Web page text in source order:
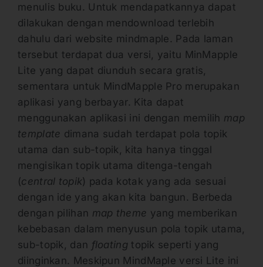
menulis buku. Untuk mendapatkannya dapat
dilakukan dengan mendownload terlebih
dahulu dari website mindmaple. Pada laman
tersebut terdapat dua versi, yaitu MinMapple
Lite yang dapat diunduh secara gratis,
sementara untuk MindMapple Pro merupakan
aplikasi yang berbayar. Kita dapat
menggunakan aplikasi ini dengan memilih map
template dimana sudah terdapat pola topik
utama dan sub-topik, kita hanya tinggal
mengisikan topik utama ditenga-tengah
(central topik) pada kotak yang ada sesuai
dengan ide yang akan kita bangun. Berbeda
dengan pilihan map theme yang memberikan
kebebasan dalam menyusun pola topik utama,
sub-topik, dan floatingtopik seperti yang
diinginkan. Meskipun MindMaple versi Lite ini